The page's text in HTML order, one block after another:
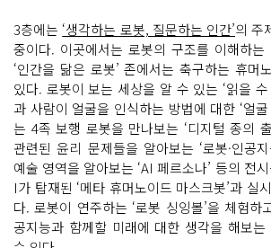
3층에는 ‘생각하는 로봇, 질문하는 인간’의 주
중이다. 이곳에서는 로봇의 구조를 이해하는
‘인간을 닮은 로봇’ 존에서는 축구하는 휴머
있다. 로봇이 보는 세상을 알 수 있는 ‘읽을
과 사람이 얼굴을 인식하는 방법에 대한 ‘얼
는 4족 보행 로봇을 만나보는 ‘디지털 종의
관련된 윤리 문제들을 알아보는 ‘로봇·인공
예술 영역을 알아보는 ‘AI 페르소나’ 등의 전
I가 탑재된 ‘메타 휴머노이드 마스크봇’과 실
다. 로봇이 연주하는 ‘로봇 싱잉볼’을 체험하
공지능과 함께할 미래에 대한 생각을 해보는